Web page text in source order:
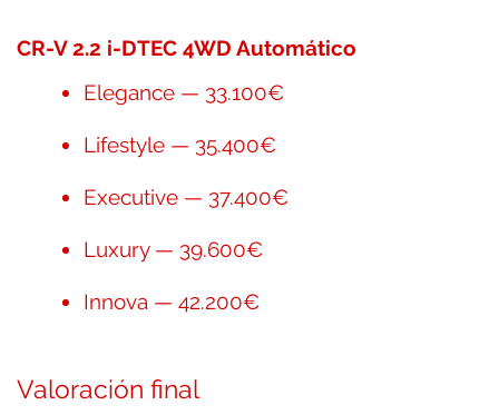
CR-V 2.2 i-DTEC 4WD Automático
Elegance — 33.100€
Lifestyle — 35.400€
Executive — 37.400€
Luxury — 39.600€
Innova — 42.200€
Valoración final